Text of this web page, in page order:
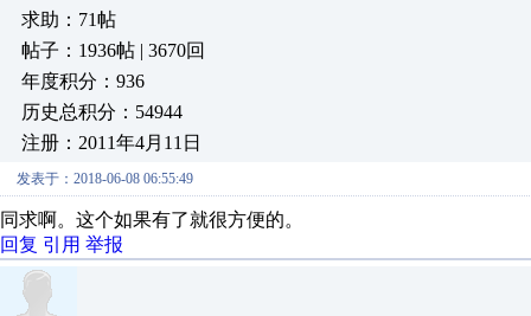
求助：71帖
帖子：1936帖 | 3670回
年度积分：936
历史总积分：54944
注册：2011年4月11日
发表于：2018-06-08 06:55:49
同求啊。这个如果有了就很方便的。
回复 引用 举报